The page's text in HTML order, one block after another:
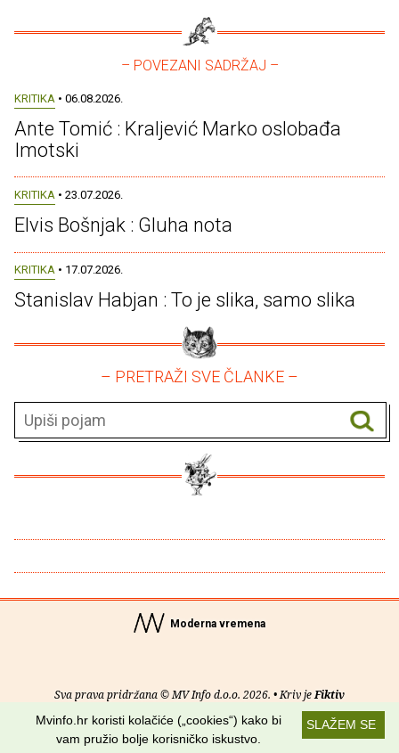
– POVEZANI SADRŽAJ –
KRITIKA • 06.08.2026.
Ante Tomić : Kraljević Marko oslobađa
Imotski
KRITIKA • 23.07.2026.
Elvis Bošnjak : Gluha nota
KRITIKA • 17.07.2026.
Stanislav Habjan : To je slika, samo slika
– PRETRAŽI SVE ČLANKE –
Moderna vremena
Sva prava pridržana © MV Info d.o.o. 2026. • Kriv jeFiktiv
O nama• Pomoć• Uvjeti korištenja•RSS kanaliSLAŽEM SE
Mvinfo.hr koristi kolačiće („cookies“) kako bi
vam pružio bolje korisničko iskustvo.